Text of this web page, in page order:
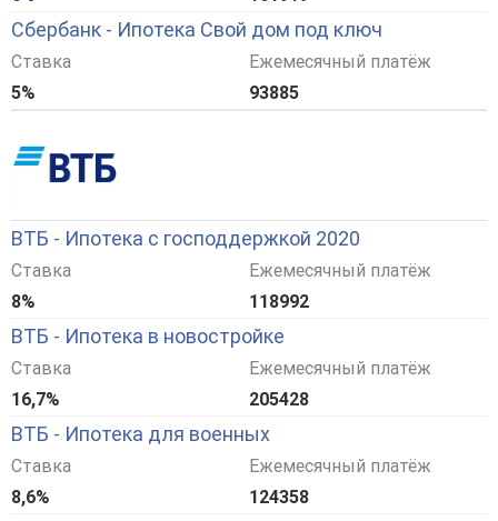
Сбербанк - Ипотека Свой дом под ключ
Ставка
5%
Ежемесячный платёж
93885
ВТБ - Ипотека с господдержкой 2020
Ставка
8%
Ежемесячный платёж
118992
ВТБ - Ипотека в новостройке
Ставка
16,7%
Ежемесячный платёж
205428
ВТБ - Ипотека для военных
Ставка
8,6%
Ежемесячный платёж
124358